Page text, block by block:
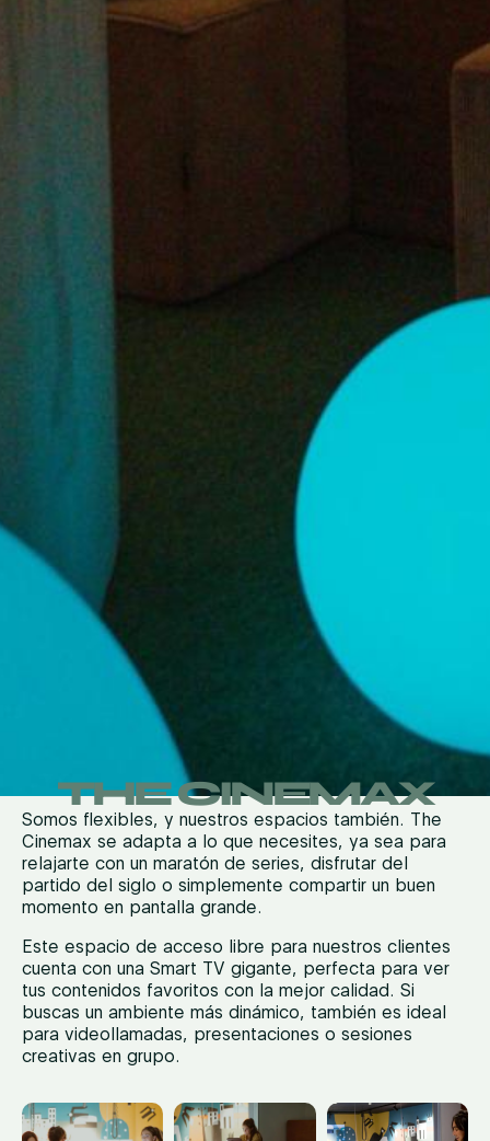
THE CINEMAX
Somos flexibles, y nuestros espacios también. The
Cinemax se adapta a lo que necesites, ya sea para
relajarte con un maratón de series, disfrutar del
partido del siglo o simplemente compartir un buen
momento en pantalla grande.
Este espacio de acceso libre para nuestros clientes
cuenta con una Smart TV gigante, perfecta para ver
tus contenidos favoritos con la mejor calidad. Si
buscas un ambiente más dinámico, también es ideal
para videollamadas, presentaciones o sesiones
creativas en grupo.